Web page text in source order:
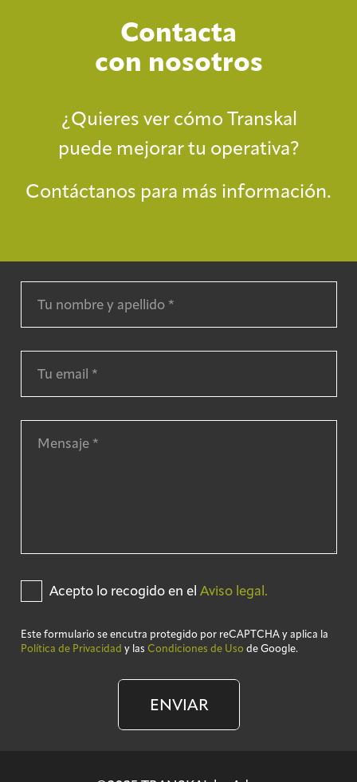
Contacta
con nosotros
¿Quieres ver cómo Transkal
puede mejorar tu operativa?
Contáctanos para más información.
Acepto lo recogido en el Aviso legal.
Este formulario se encutra protegido por reCAPTCHA y aplica la
Política de Privacidad y las Condiciones de Uso de Google.
ENVIAR